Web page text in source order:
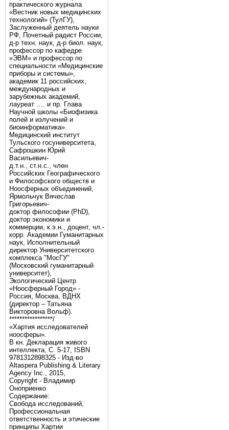
практического журнала
«Вестник новых медицинских
технологий» (ТулГУ),
Заслуженный деятель науки
РФ, Почетный радист России,
д-р техн. наук, д-р биол. наук,
профессор по кафедре
«ЭВМ» и профессор по
специальности «Медицинские
приборы и системы»,
академик 11 российских,
международных и
зарубежных академий,
лауреат …. и пр. Глава
Научной школы «Биофизика
полей и излучений и
биоинформатика».
Медицинский институт
Тульского госуниверситета,
Сафрошкин Юрий
Васильевич-
д.т.н., ст.н.с., член
Российских Географического
и Философского обществ и
Ноосферных объединений,
Ярмольчук Вячеслав
Григорьевич-
доктор философии (PhD),
доктор экономики и
коммерции, к.э.н., доцент, чл.-
корр. Академии Гуманитарных
наук, Исполнительный
директор Университетского
комплекса "МосГУ"
(Московский гуманитарный
университет),
Экологический Центр
«Ноосферный Город» -
Россия, Москва, ВДНХ
(директор – Татьяна
Викторовна Вольф).
*****************/
«Хартия исследователей
ноосферы».
В кн. Декларация живого
интеллекта, С. 5-17, ISBN
9781312898325 - Изд-во
Altaspera Publishing & Literary
Agency Inc., 2015,
Copyright - Владимир
Оноприенко
Содержание:
Свобода исследований,
Профессиональная
ответственность и этические
принципы Хартии